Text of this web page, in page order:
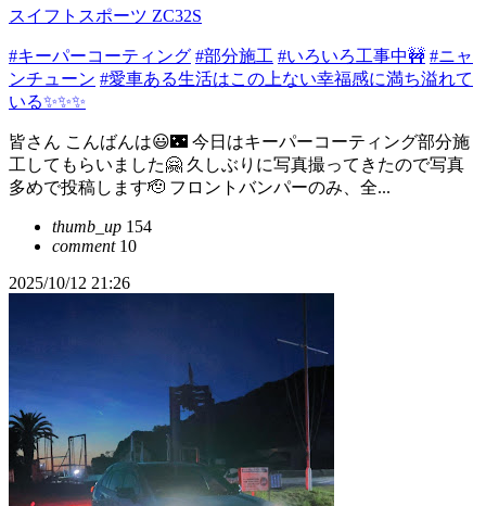
スイフトスポーツ ZC32S
#キーパーコーティング #部分施工 #いろいろ工事中🚧 #ニャ
ンチューン #愛車ある生活はこの上ない幸福感に満ち溢れて
いる✨✨✨
皆さん こんばんは😃🌃 今日はキーパーコーティング部分施
工してもらいました🤗 久しぶりに写真撮ってきたので写真
多めで投稿します🫡 フロントバンパーのみ、全...
thumb_up 154
comment10
2025/10/12 21:26